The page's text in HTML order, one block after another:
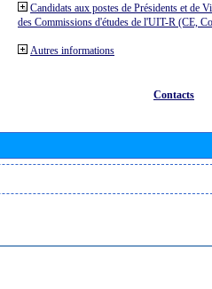
Candidats aux postes de Présidents et de
des Commissions d'études de l'UIT-R (CE,
Autres informations
Contacts